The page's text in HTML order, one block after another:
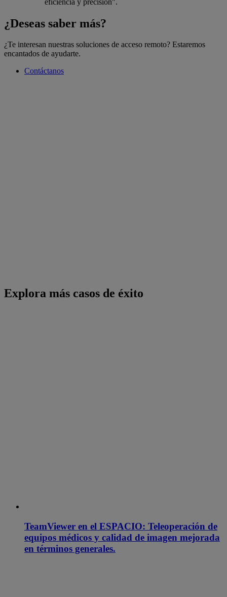
¿Deseas saber más?
¿Te interesan nuestras soluciones de acceso remoto? Estaremos
encantados de ayudarte.
Contáctanos
Explora más casos de éxito
TeamViewer en el ESPACIO: Teleoperación de
equipos médicos y calidad de imagen mejorada
en términos generales.